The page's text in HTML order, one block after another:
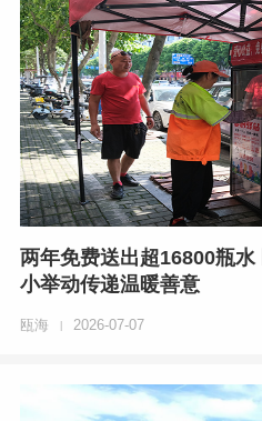
两年免费送出超16800瓶
小举动传递温暖善意
瓯海 | 2026-07-07